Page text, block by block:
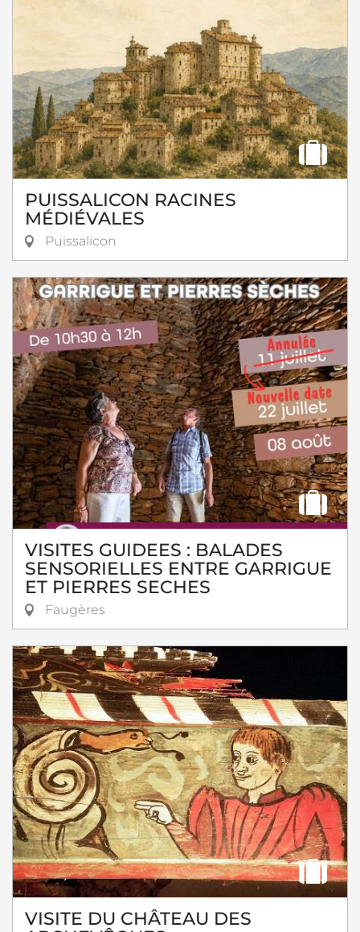
PUISSALICON RACINES
MÉDIÉVALES
Puissalicon
VISITES GUIDEES : BALADES
SENSORIELLES ENTRE GARRIGUE
ET PIERRES SECHES
Faugères
VISITE DU CHÂTEAU DES